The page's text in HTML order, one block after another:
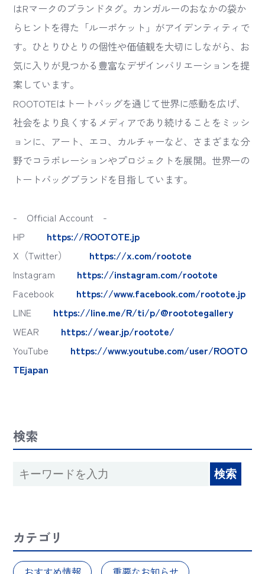
はRマークのブランドタグ。カンガルーのおなかの袋か
らヒントを得た「ルーポケット」がアイデンティティで
す。ひとりひとりの個性や価値観を大切にしながら、お
気に入りが見つかる豊富なデザインバリエーションを提
案しています。
ROOTOTEはトートバッグを通じて世界に感動を広げ、
社会をより良くするメディアであり続けることをミッシ
ョンに、アート、エコ、カルチャーなど、さまざまな分
野でコラボレーションやプロジェクトを展開。世界一の
トートバッグブランドを目指しています。
- Official Account -
HP https://ROOTOTE.jp
X（Twitter） https://x.com/rootote
Instagram https://instagram.com/rootote
Facebook https://www.facebook.com/rootote.jp
LINE https://line.me/R/ti/p/@roototegallery
WEAR https://wear.jp/rootote/
YouTube https://www.youtube.com/user/ROOTO
TEjapan
検索
カテゴリ